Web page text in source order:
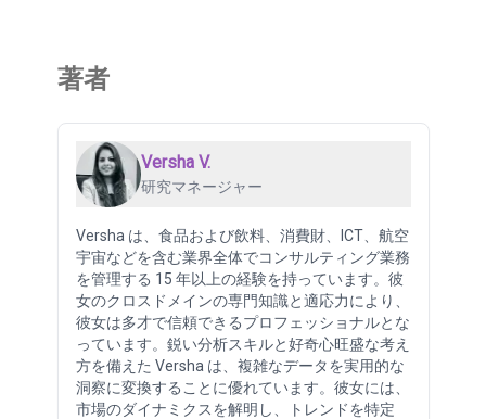
著者
Versha V.
研究マネージャー
Versha は、食品および飲料、消費財、ICT、航空
宇宙などを含む業界全体でコンサルティング業務
を管理する 15 年以上の経験を持っています。彼
女のクロスドメインの専門知識と適応力により、
彼女は多才で信頼できるプロフェッショナルとな
っています。鋭い分析スキルと好奇心旺盛な考え
方を備えた Versha は、複雑なデータを実用的な
洞察に変換することに優れています。彼女には、
市場のダイナミクスを解明し、トレンドを特定